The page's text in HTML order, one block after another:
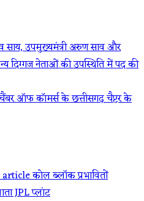
साय, उपमुख्यमंत्री अरुण साव और
दिग्गज नेताओं की उपस्थिति में पद की
ऑफ कॉमर्स के छत्तीसगढ़ चैप्टर के